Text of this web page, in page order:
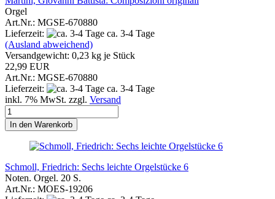
Orgel
Art.Nr.: MGSE-670880
Lieferzeit:
ca. 3-4 Tage
(Ausland abweichend)
Versandgewicht: 0,23 kg je Stück
22,99 EUR
Art.Nr.: MGSE-670880
Lieferzeit:
ca. 3-4 Tage
inkl. 7% MwSt. zzgl. Versand
In den Warenkorb
Schmoll, Friedrich: Sechs leichte Orgelstücke 6
Noten. Orgel. 20 S.
Art.Nr.: MOES-19206